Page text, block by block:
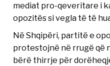
mediat pro-qeveritare i
opozitës si vegla të të
Në Shqipëri, partitë e
protestojnë në rrugë që
bërë thirrje për